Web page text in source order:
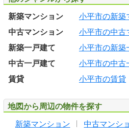
新築マンション 小平市の新築
中古マンション
小平市の中古
新築一戸建て
小平市の新築
中古一戸建て
小平市の中古
賃貸
小平市の賃貸
地図から周辺の物件を探す
新築マンション 中古マンシ